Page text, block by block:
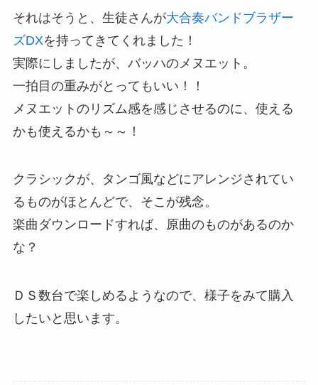
それはそうと、生徒さんが大合奏バンドブラザー
ズDXを持ってきてくれました！
実際にしましたが、バッハのメヌエット。
一拍目の重みがとってもいい！！
メヌエットのリズム感を感じさせるのに、使える
かも使えるかも～～！
クラシックが、タンゴ風などにアレンジされてい
るものがほとんどで、そこが残念。
楽曲ダウンロードすれば、原曲のものがあるのか
な？
ＤＳ数台で楽しめるようなので、様子をみて購入
したいと思います。